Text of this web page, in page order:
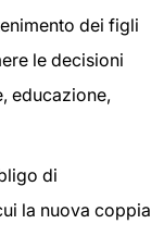
dei figli
le decisioni
educazione,
di
la nuova coppia